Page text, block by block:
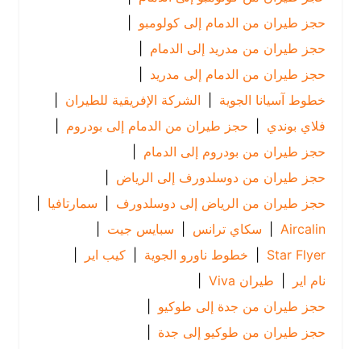
حجز طيران من الدمام إلى كولومبو |
حجز طيران من مدريد إلى الدمام
|
حجز طيران من الدمام إلى مدريد |
خطوط آسيانا الجوية
| الشركة الإفريقية للطيران |
فلاي بوندي | حجز طيران من الدمام إلى بودروم |
حجز طيران من بودروم إلى الدمام
|
حجز طيران من دوسلدورف إلى الرياض
|
حجز طيران من الرياض إلى دوسلدورف | سمارتافيا
|
Aircalin
| سكاي ترانس | سبايس جيت
|
Star Flyer
| خطوط ناورو الجوية | كيب اير |
| طيران Viva
|
حجز طيران من جدة إلى طوكيو |
حجز طيران من طوكيو إلى جدة